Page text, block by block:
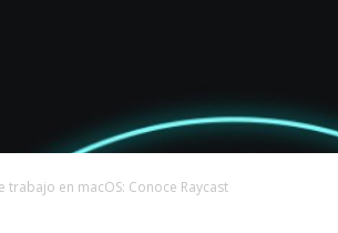
en macOS: Conoce Raycast